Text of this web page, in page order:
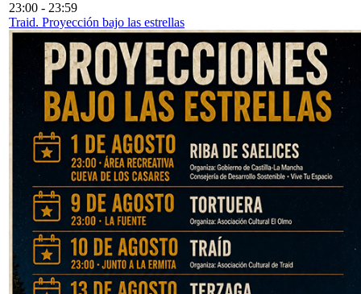
23:00 - 23:59
Traid. Proyección bajo las estrellas